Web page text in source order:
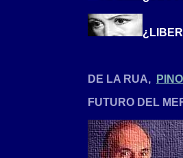
DE LA RUA,
FUTURO DEL